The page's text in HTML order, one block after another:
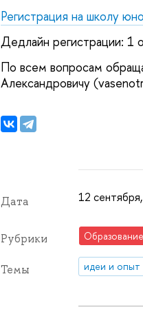
Регистрация на школу
Дедлайн регистрации: 1
По всем вопросам
Александровичу
Дата 12
Рубрики Образование
Темы идеи и опыт